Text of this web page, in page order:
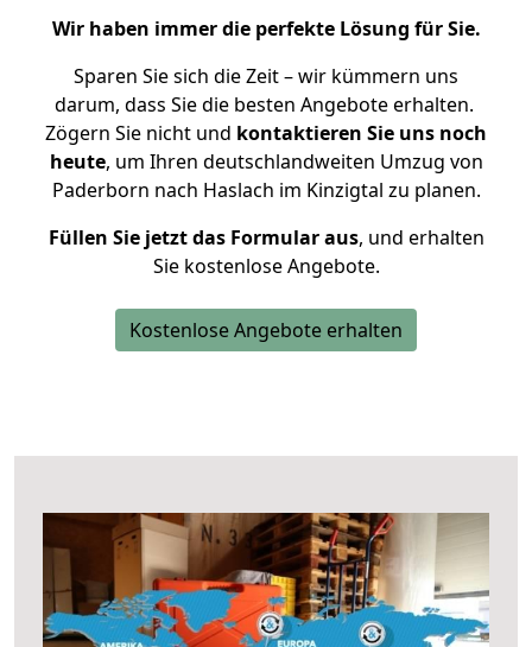
Wir haben immer die perfekte Lösung für Sie.
Sparen Sie sich die Zeit – wir kümmern uns
darum, dass Sie die besten Angebote erhalten.
Zögern Sie nicht und kontaktieren Sie uns noch
heute, um Ihren deutschlandweiten Umzug von
Paderborn nach Haslach im Kinzigtal zu planen.
Füllen Sie jetzt das Formular aus, und erhalten
Sie kostenlose Angebote.
Kostenlose Angebote erhalten